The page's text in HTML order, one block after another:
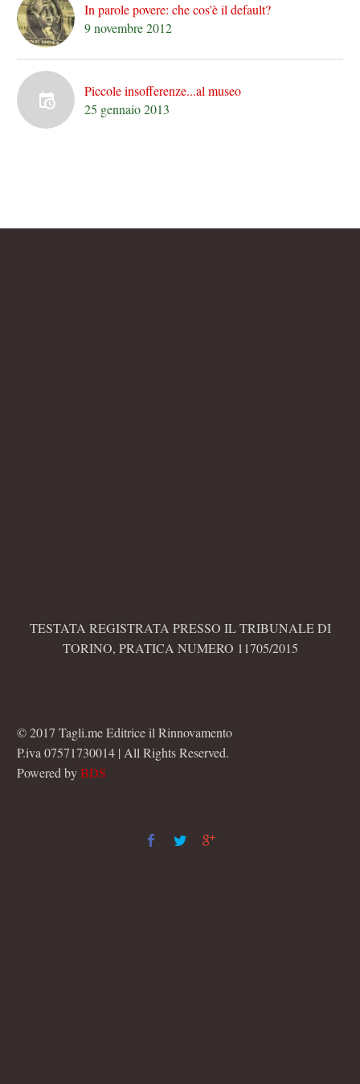
In parole povere: che cos'è il default?
9 novembre 2012
Piccole insofferenze...al museo
25 gennaio 2013
TESTATA REGISTRATA PRESSO IL TRIBUNALE DI
TORINO, PRATICA NUMERO 11705/2015
© 2017 Tagli.me Editrice il Rinnovamento
P.iva 07571730014 | All Rights Reserved.
Powered byBDS